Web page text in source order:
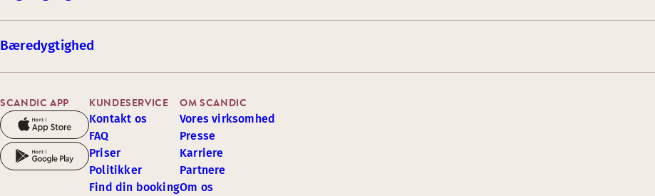
Bæredygtighed
SCANDIC APP KUNDESERVICE
Kontakt os
FAQ
Priser
Politikker
Find din booking
OM SCANDIC
Vores virksomhed
Presse
Karriere
Partnere
Om os